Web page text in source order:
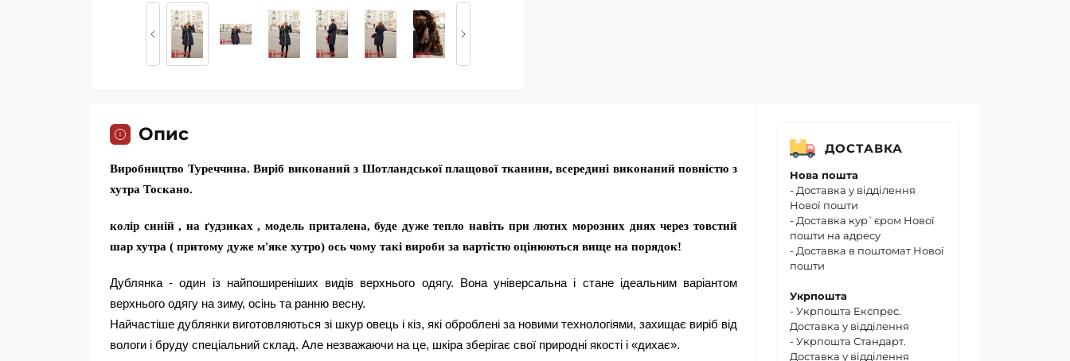
Опис
Виробництво Туреччина. Виріб виконаний з Шотландської плащової тканини, всередині виконаний повністю з
хутра Тоскано.
колір синій , на ґудзиках , модель приталена, буде дуже тепло навіть при лютих морозних днях через товстий
шар хутра ( притому дуже м'яке хутро) ось чому такі вироби за вартістю оцінюються вище на порядок!
Дублянка - один із найпоширеніших видів верхнього одягу. Вона універсальна і стане ідеальним варіантом
верхнього одягу на зиму, осінь та ранню весну.
Найчастіше дублянки виготовляються зі шкур овець і кіз, які оброблені за новими технологіями, захищає виріб від
вологи і бруду спеціальний склад. Але незважаючи на це, шкіра зберігає свої природні якості і «дихає».
ДОСТАВКА
Нова пошта
- Доставка у відділення
Нової пошти
- Доставка кур`єром Нової
пошти на адресу
- Доставка в поштомат Нової
пошти
Укрпошта
- Укрпошта Експрес.
Доставка у відділення
- Укрпошта Стандарт.
Доставка у відділення